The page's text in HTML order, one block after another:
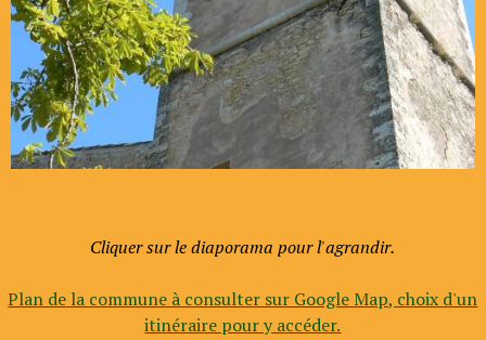
Cliquer sur le diaporama pour l'agrandir.
Plan de la commune à consulter sur Google Map, choix d'un
itinéraire pour y accéder.